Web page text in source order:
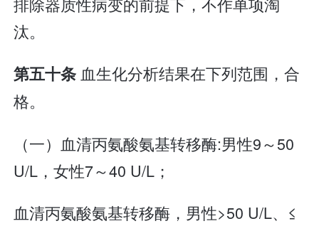
汰。
第五十条血生化分析结果在下列范围，合
格。
（一）血清丙氨酸氨基转移酶:男性9～50
U/L，女性7～40 U/L；
血清丙氨酸氨基转移酶，男性>50 U/L、≤